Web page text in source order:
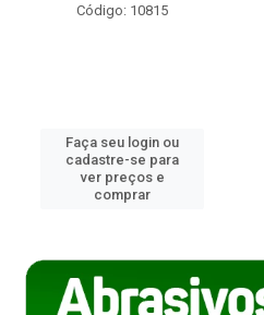
Código: 10815
Faça seu login ou
cadastre-se para
ver preços e
comprar